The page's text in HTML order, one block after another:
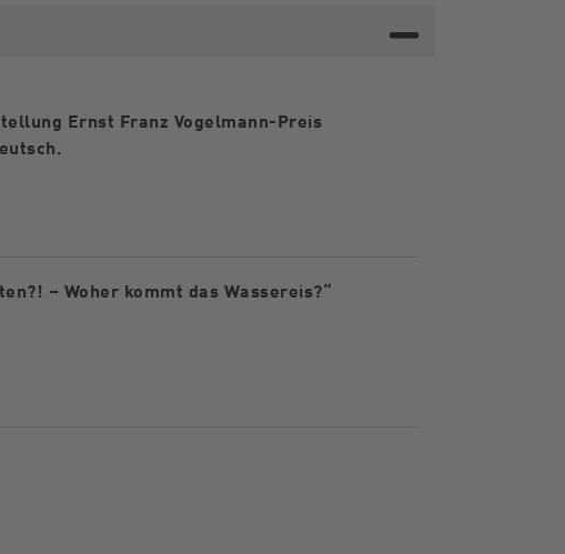
Ernst Franz Vogelmann-Preis
– Woher kommt das Wassereis?“